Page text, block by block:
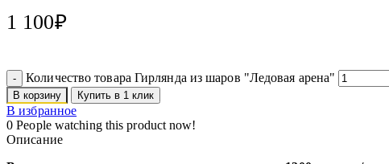
1 100₽
Количество товара Гирлянда из шаров "Ледовая арена"
В корзину Купить в 1 клик
В избранное
0 People watching this product now!
Описание